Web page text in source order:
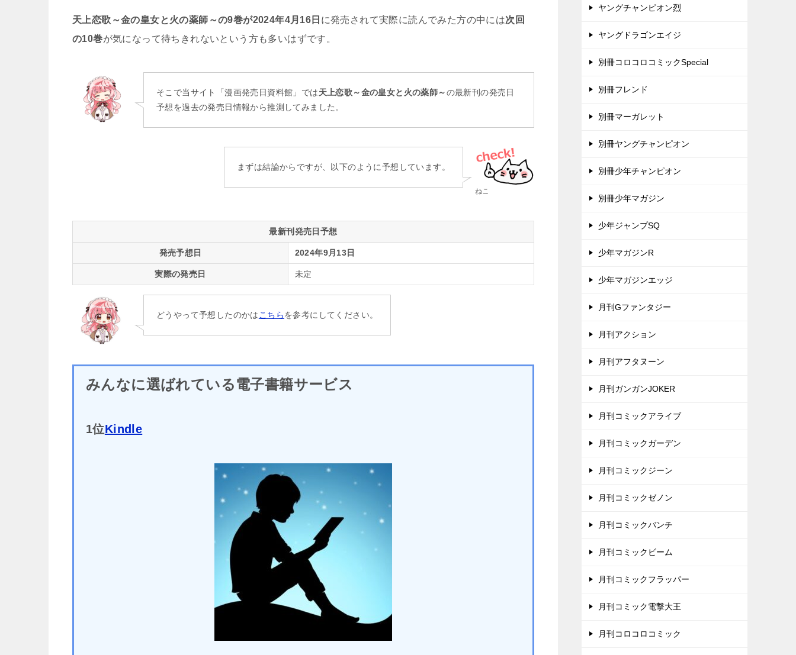
天上恋歌～金の皇女と火の薬師～の9巻が2024年4月16日 に発売されて実際に読んでみた方の中には次回
の10巻が気になって待ちきれないという方も多いはずです。
そこで当サイト「漫画発売日資料館」では天上恋歌～金の皇女と火の薬師～の最新刊の発売日
予想を過去の発売日情報から推測してみました。
ねこ
まずは結論からですが、以下のように予想しています。
最新刊発売日予想
発売予想日 2024年9月13日
実際の発売日 未定
どうやって予想したのかは こちらを参考にしてください。
みんなに選ばれている電子書籍サービス
1位Kindle
ヤングチャンピオン烈
ヤングドラゴンエイジ
別冊コロコロコミックSpecial
別冊フレンド
別冊マーガレット
別冊ヤングチャンピオン
別冊少年チャンピオン
別冊少年マガジン
少年ジャンプSQ
少年マガジンR
少年マガジンエッジ
月刊Gファンタジー
月刊アクション
月刊アフタヌーン
月刊ガンガンJOKER
月刊コミックアライブ
月刊コミックガーデン
月刊コミックジーン
月刊コミックゼノン
月刊コミックバンチ
月刊コミックビーム
月刊コミックフラッパー
月刊コミック電撃大王
月刊コロコロコミック